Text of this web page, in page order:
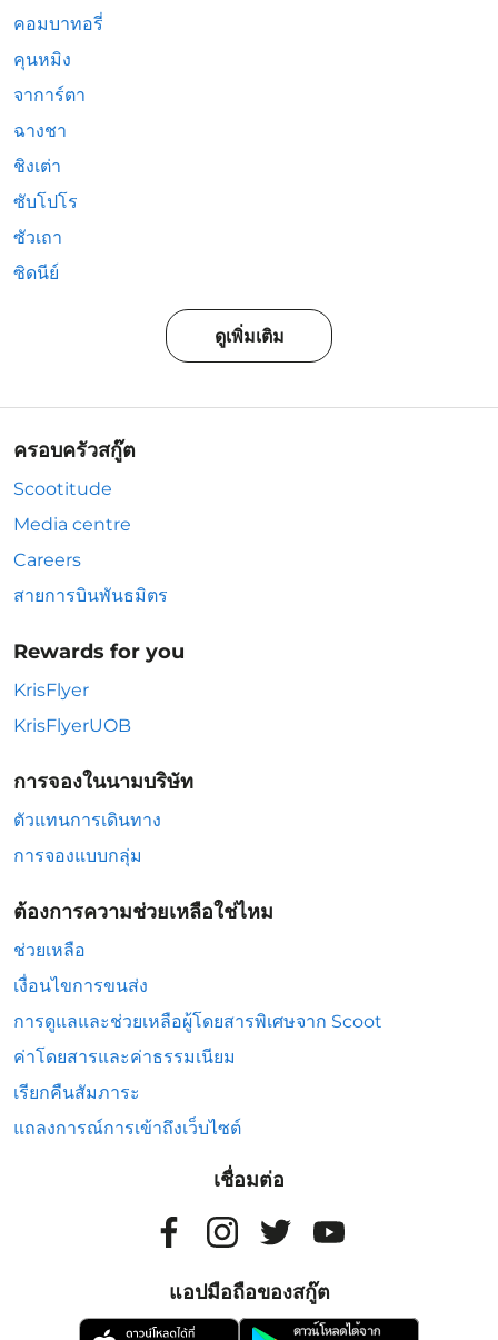
คอมบาทอรี่
คุนหมิง
จาการ์ตา
ฉางชา
ชิงเต่า
ซับโปโร
ซัวเถา
ซิดนีย์
ดูเพิ่มเติม
ครอบครัวสกู๊ต
Scootitude
Media centre
Careers
สายการบินพันธมิตร
Rewards for you
KrisFlyer
KrisFlyerUOB
การจองในนามบริษัท
ตัวแทนการเดินทาง
การจองแบบกลุ่ม
ต้องการความช่วยเหลือใช่ไหม
ช่วยเหลือ
เงื่อนไขการขนส่ง
การดูแลและช่วยเหลือผู้โดยสารพิเศษจาก Scoot
ค่าโดยสารและค่าธรรมเนียม
เรียกคืนสัมภาระ
แถลงการณ์การเข้าถึงเว็บไซต์
เชื่อมต่อ
แอปมือถือของสกู๊ต